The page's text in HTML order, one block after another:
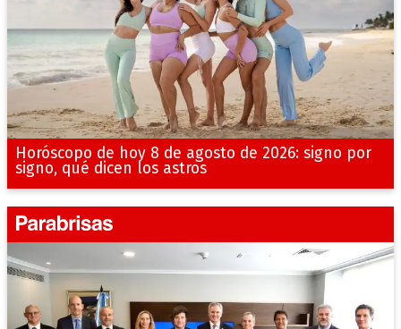
Horóscopo de hoy 8 de agosto de 2026: signo por
signo, qué dicen los astros